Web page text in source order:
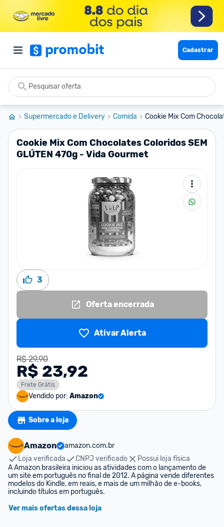
Cadastrar
Supermercado e Delivery Comida Cookie Mix Com
Cookie Mix Com Chocolates Coloridos SEM
GLÚTEN 470g - Vida Gourmet
3
Oferta encerrada
Ativar Alerta
R$ 29,90
R$ 23,92
Frete Grátis
Vendido por: Amazon
Sobre a loja
Amazon
amazon.com.br
Loja verificada
CNPJ verificado
Possui loja física
A Amazon brasileira iniciou as atividades com o lançamento de
um site em português no final de 2012. A página vende diferentes
modelos do Kindle, em reais, e mais de um milhão de e-books,
incluindo títulos em português.
Ver mais ofertas dessa loja